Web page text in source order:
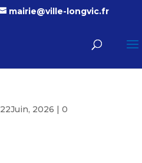
mairie@ville-longvic.fr
22Juin, 2026 |0